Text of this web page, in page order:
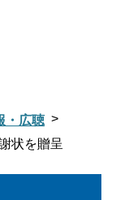
・広聴
状を贈呈